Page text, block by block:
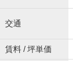
交通
賃料 / 坪単価